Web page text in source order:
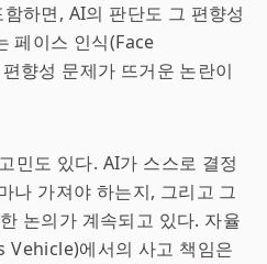
하면, AI의 판단도 그 편향성
페이스 인식(Face
향성 문제가 뜨거운 논란이
민도 있다. AI가 스스로 결정
나 가져야 하는지, 그리고 그
논의가 계속되고 있다. 자율
에서의 사고 책임은